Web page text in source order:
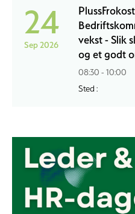
24
Sep 2026
vekst - Slik
og et godt
08:30 - 10:00
Sted :